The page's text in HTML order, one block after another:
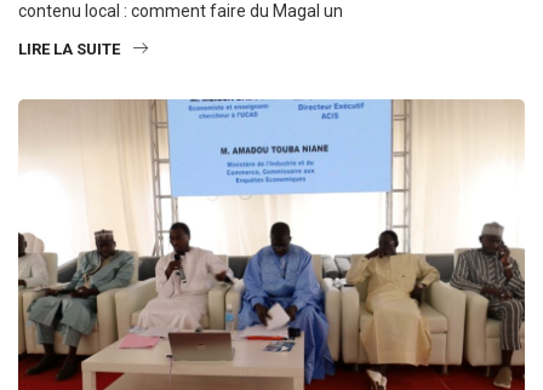
contenu local : comment faire du Magal un
LIRE LA SUITE